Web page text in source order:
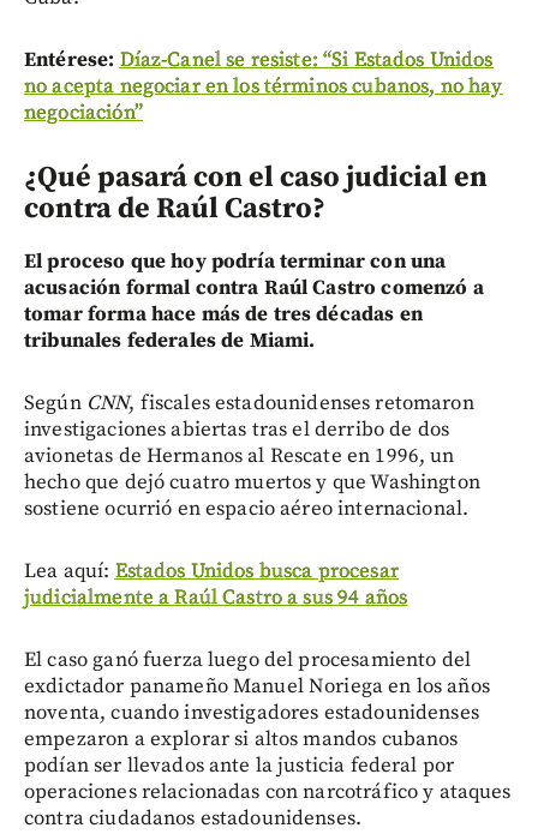
Entérese: Díaz-Canel se resiste: “Si Estados Unidos
no acepta negociar en los términos cubanos, no hay
negociación”
¿Qué pasará con el caso judicial en
contra de Raúl Castro?
El proceso que hoy podría terminar con una
acusación formal contra Raúl Castro comenzó a
tomar forma hace más de tres décadas en
tribunales federales de Miami.
Según CNN, fiscales estadounidenses retomaron
investigaciones abiertas tras el derribo de dos
avionetas de Hermanos al Rescate en 1996, un
hecho que dejó cuatro muertos y que Washington
sostiene ocurrió en espacio aéreo internacional.
Lea aquí: Estados Unidos busca procesar
judicialmente a Raúl Castro a sus 94 años
El caso ganó fuerza luego del procesamiento del
exdictador panameño Manuel Noriega en los años
noventa, cuando investigadores estadounidenses
empezaron a explorar si altos mandos cubanos
podían ser llevados ante la justicia federal por
operaciones relacionadas con narcotráfico y ataques
contra ciudadanos estadounidenses.